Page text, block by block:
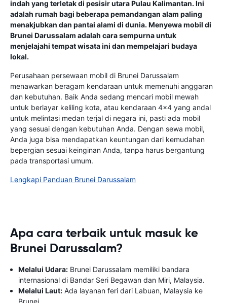
indah yang terletak di pesisir utara Pulau Kalimantan. Ini
adalah rumah bagi beberapa pemandangan alam paling
menakjubkan dan pantai alami di dunia. Menyewa mobil di
Brunei Darussalam adalah cara sempurna untuk
menjelajahi tempat wisata ini dan mempelajari budaya
lokal.
Perusahaan persewaan mobil di Brunei Darussalam
menawarkan beragam kendaraan untuk memenuhi anggaran
dan kebutuhan. Baik Anda sedang mencari mobil mewah
untuk berlayar keliling kota, atau kendaraan 4x4 yang andal
untuk melintasi medan terjal di negara ini, pasti ada mobil
yang sesuai dengan kebutuhan Anda. Dengan sewa mobil,
Anda juga bisa mendapatkan keuntungan dari kemudahan
bepergian sesuai keinginan Anda, tanpa harus bergantung
pada transportasi umum.
Lengkapi Panduan Brunei Darussalam
Apa cara terbaik untuk masuk ke
Brunei Darussalam?
Melalui Udara: Brunei Darussalam memiliki bandara
internasional di Bandar Seri Begawan dan Miri, Malaysia.
Melalui Laut: Ada layanan feri dari Labuan, Malaysia ke
Brunei.